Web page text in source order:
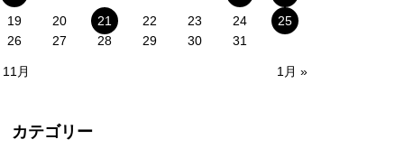
19
20 21 22 23 24
25
26
27 28 29 30 31
月 1月 »
カテゴリー